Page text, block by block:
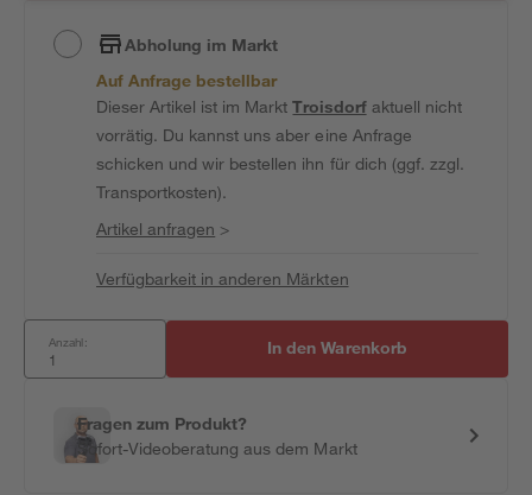
Abholung im Markt
Auf Anfrage bestellbar
Dieser Artikel ist im MarktTroisdorfaktuell nicht
vorrätig. Du kannst uns aber eine Anfrage
schicken und wir bestellen ihn für dich (ggf. zzgl.
Transportkosten).
Artikel anfragen >
Verfügbarkeit in anderen Märkten
Anzahl: In den Warenkorb
Fragen zum Produkt?
Sofort-Videoberatung aus dem Markt